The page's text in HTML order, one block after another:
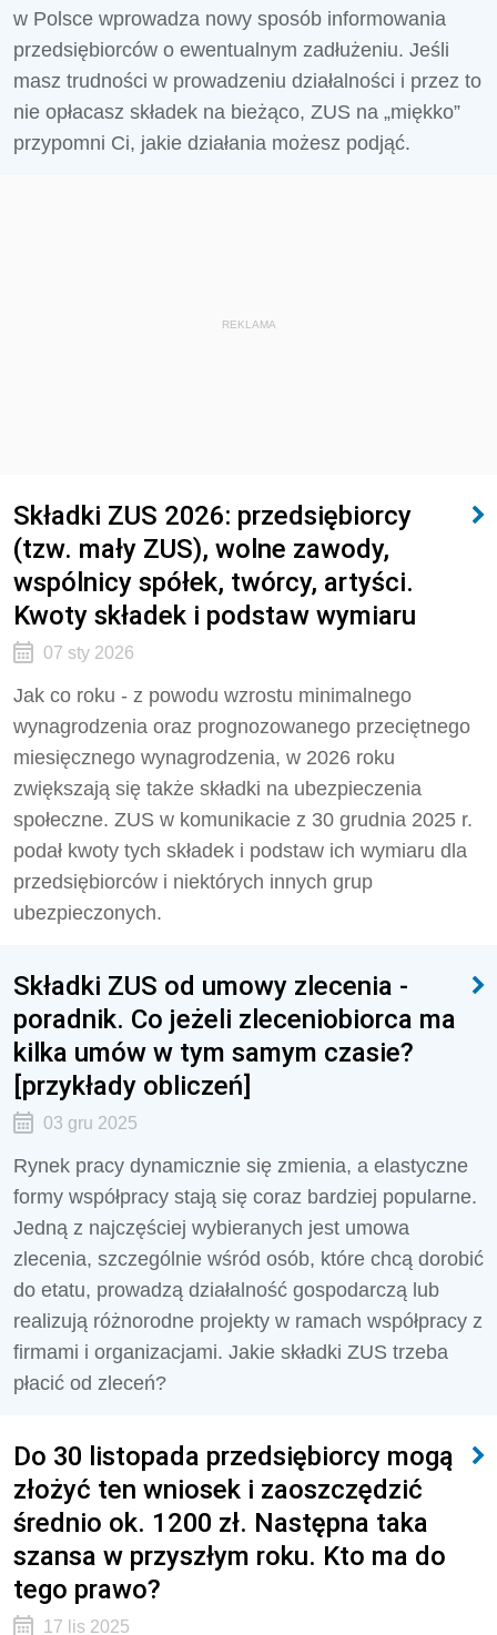
w Polsce wprowadza nowy sposób informowania
przedsiębiorców o ewentualnym zadłużeniu. Jeśli
masz trudności w prowadzeniu działalności i przez to
nie opłacasz składek na bieżąco, ZUS na „miękko”
przypomni Ci, jakie działania możesz podjąć.
REKLAMA
Składki ZUS 2026: przedsiębiorcy
(tzw. mały ZUS), wolne zawody,
wspólnicy spółek, twórcy, artyści.
Kwoty składek i podstaw wymiaru
07 sty 2026
Jak co roku - z powodu wzrostu minimalnego
wynagrodzenia oraz prognozowanego przeciętnego
miesięcznego wynagrodzenia, w 2026 roku
zwiększają się także składki na ubezpieczenia
społeczne. ZUS w komunikacie z 30 grudnia 2025 r.
podał kwoty tych składek i podstaw ich wymiaru dla
przedsiębiorców i niektórych innych grup
ubezpieczonych.
Składki ZUS od umowy zlecenia -
poradnik. Co jeżeli zleceniobiorca ma
kilka umów w tym samym czasie?
[przykłady obliczeń]
03 gru 2025
Rynek pracy dynamicznie się zmienia, a elastyczne
formy współpracy stają się coraz bardziej popularne.
Jedną z najczęściej wybieranych jest umowa
zlecenia, szczególnie wśród osób, które chcą dorobić
do etatu, prowadzą działalność gospodarczą lub
realizują różnorodne projekty w ramach współpracy z
firmami i organizacjami. Jakie składki ZUS trzeba
płacić od zleceń?
Do 30 listopada przedsiębiorcy mogą
złożyć ten wniosek i zaoszczędzić
średnio ok. 1200 zł. Następna taka
szansa w przyszłym roku. Kto ma do
tego prawo?
17 lis 2025